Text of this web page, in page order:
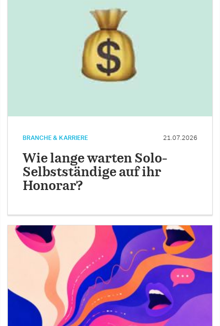
BRANCHE & KARRIERE 21.07.2026
Wie lange warten Solo-
Selbstständige auf ihr
Honorar?